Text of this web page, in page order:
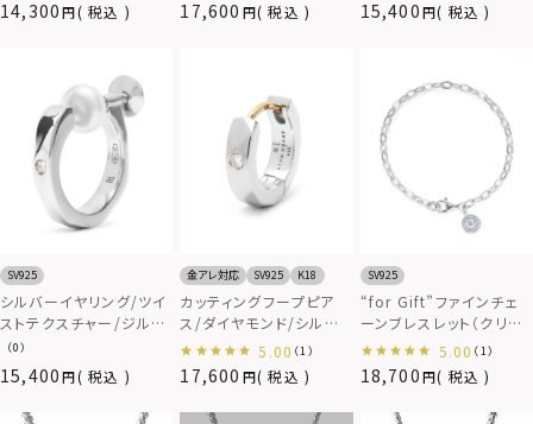
14,300 税込 17,600 税込 15,400 税込
SV925
シルバーイヤリング/ツイ
ストテクスチャー/ジルコ
ニア/シルバー925
15,400 税込
（0）
金アレ対応 SV925 K18
カッティングフープピア
ス/ダイヤモンド/シルバ
ー/シルバー925
17,600 税込
5.00 （1）
SV925
“for Gift”ファインチェ
ーンブレスレット（クリッ
プ/LOGO）/シルバー925
18,700 税込
5.00 （1）